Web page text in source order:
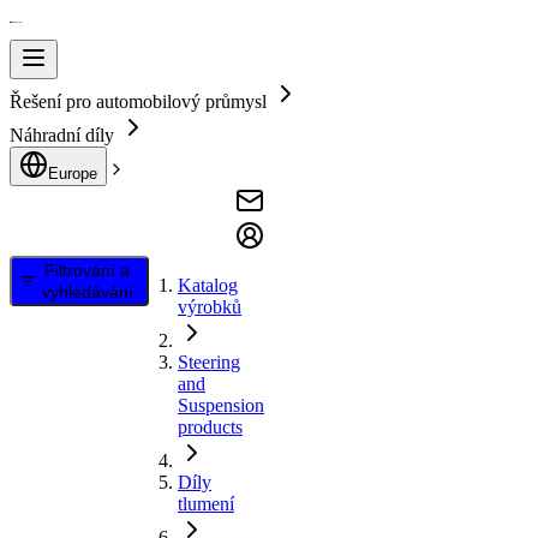
Řešení pro automobilový průmysl
Náhradní díly
Europe
Filtrování a
vyhledávání
Katalog
výrobků
Steering
and
Suspension
products
Díly
tlumení